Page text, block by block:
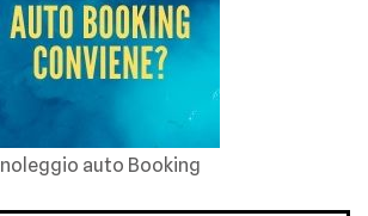
noleggio auto Booking